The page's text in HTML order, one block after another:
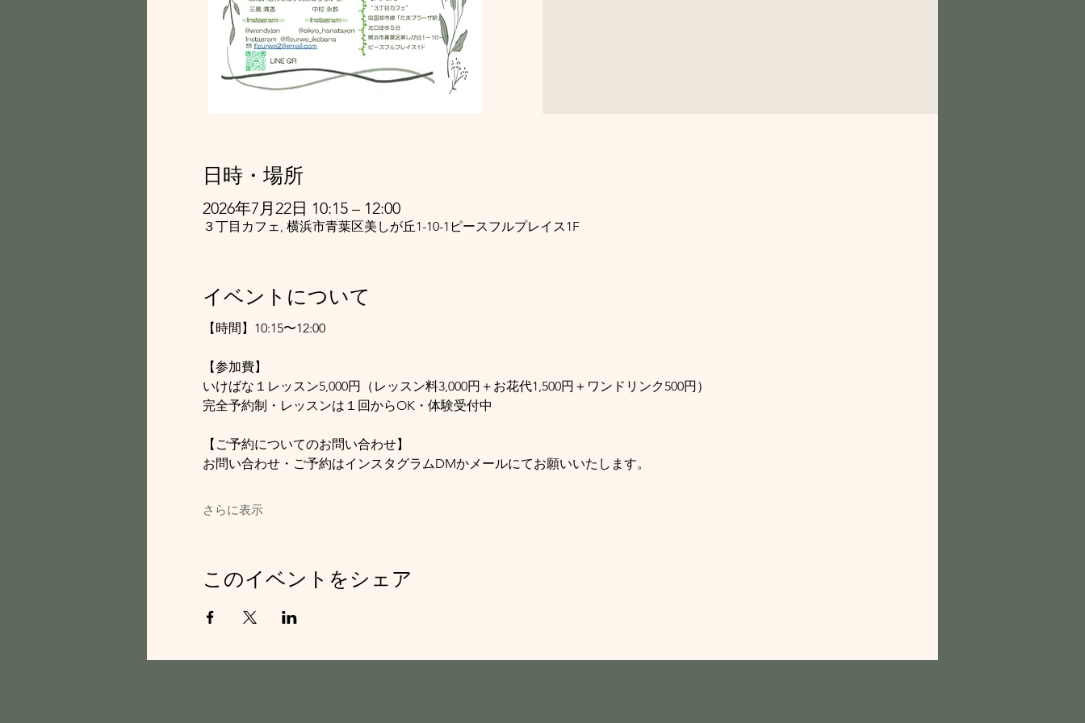
日時・場所
2026年7月22日 10:15 – 12:00
３丁目カフェ, 横浜市青葉区美しが丘1-10-1ピースフルプレイス1F
イベントについて
【時間】10:15〜12:00
【参加費】
いけばな１レッスン5,000円（レッスン料3,000円＋お花代1,500円＋ワンドリンク500円）
完全予約制・レッスンは１回からOK・体験受付中
【ご予約についてのお問い合わせ】
お問い合わせ・ご予約はインスタグラムDMかメールにてお願いいたします。
さらに表示
このイベントをシェア